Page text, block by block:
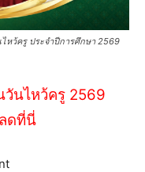
หว้ครู ประจำปีการศึกษา 2569
วันไหว้ครู 2569
ดที่นี่